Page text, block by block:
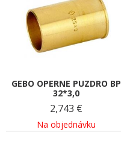
GEBO OPERNE PUZDRO BP
32*3,0
2,743 €
Na objednávku